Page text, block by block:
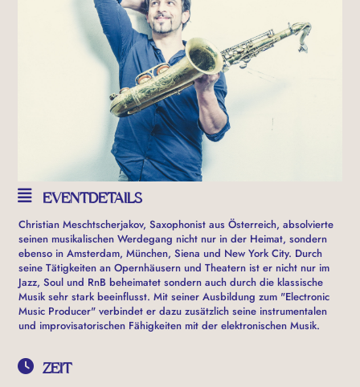
EVENTDETAILS
Christian Meschtscherjakov, Saxophonist aus Österreich, absolvierte
seinen musikalischen Werdegang nicht nur in der Heimat, sondern
ebenso in Amsterdam, München, Siena und New York City. Durch
seine Tätigkeiten an Opernhäusern und Theatern ist er nicht nur im
Jazz, Soul und RnB beheimatet sondern auch durch die klassische
Musik sehr stark beeinflusst. Mit seiner Ausbildung zum "Electronic
Music Producer" verbindet er dazu zusätzlich seine instrumentalen
und improvisatorischen Fähigkeiten mit der elektronischen Musik.
ZEIT